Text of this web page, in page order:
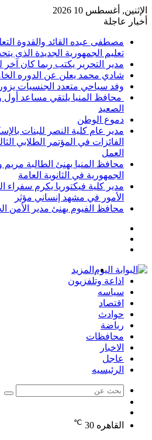
الإثنين, أغسطس 10 2026
أخبار عاجلة
مصطفى عبده القائد والقدوة
تعليم الجمهورية الجديدة الذى
مدير التحرير يكتب ربما كان آخر
شادي محمد يعلن عن الدوره
وفد سياحي متعدد الجنسيات
محافظ المنيا يلتقي مساعد أول
الصعيد
دموع الوطن
مدير عام كلية النصر للبنات
الفائزات في المؤتمر الطلابي
العمل
محافظ المنيا يهنئ الطالبة
الجمهورية في الثانوية العامة
مدير كلية فيكتوريا يكرم سفراء
الأمور في مشهد إنساني مؤثر
محافظ الفيوم يهنئ مدير الأمن
المزيد
اذاعة وتلفزيون
سياسه
اقتصاد
حوادث
رياضة
محافظات
الاخبار
عاجل
الرئيسيه
عشوائي
القاهره 30
℃